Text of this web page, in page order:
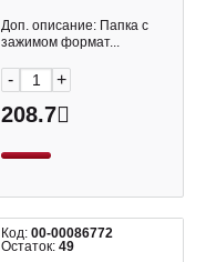
Krause
Доп. описание: Папка с
зажимом формат...
- +
208.7
Код:00-00086772
Остаток:49